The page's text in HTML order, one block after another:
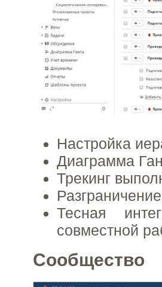
Настройка
Диаграмма
Трекинг
Тесная
совместной
Сообщество